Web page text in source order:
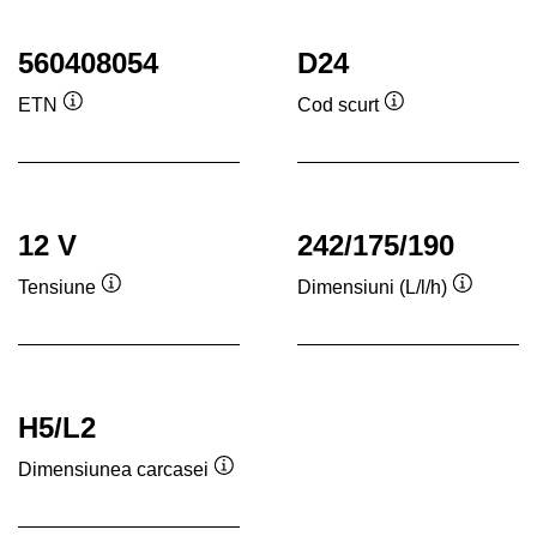
560408054
ETN
D24
Cod scurt
12 V
Tensiune
242/175/190
Dimensiuni (L/l/h)
H5/L2
Dimensiunea carcasei